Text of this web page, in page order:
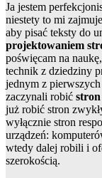
Ja jestem
niestety to mi
aby pisać teksty do
projektowaniem
poświęcam na
technik z dziedziny
jednym z
zaczynali robić
już robić stron
wyłącznie stron
urządzeń:
wtedy dalej robili i
szerokością.